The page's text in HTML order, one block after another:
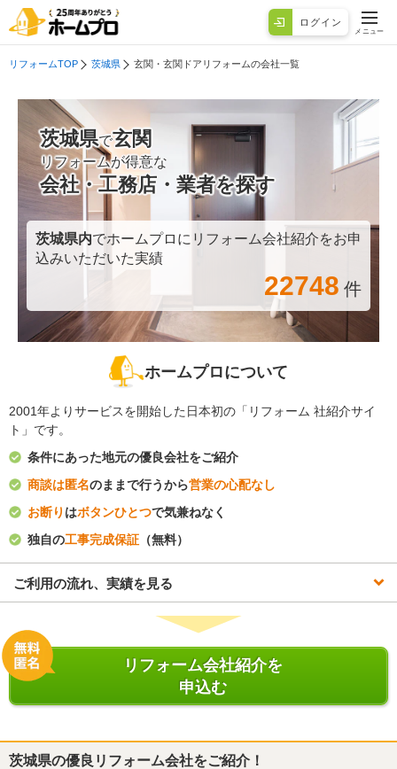
ログイン
メニュー
リフォームTOP 茨城県 玄関・玄関ドアリフォームの会社一覧
茨城県で玄関
リフォームが得意な
会社・工務店・業者を探す
茨城県内でホームプロにリフォーム会社紹介をお申
込みいただいた実績
22748 件
ホームプロについて
2001年よりサービスを開始した日本初の「リフォーム 社紹介サイ
ト」です。
条件にあった地元の優良会社をご紹介
商談は匿名のままで行うから営業の心配なし
お断り はボタンひとつで気兼ねなく
独自の工事完成保証 （無料）
ご利用の流れ、実績を見る
リフォーム会社紹介を
申込む
茨城県の優良リフォーム会社をご紹介！